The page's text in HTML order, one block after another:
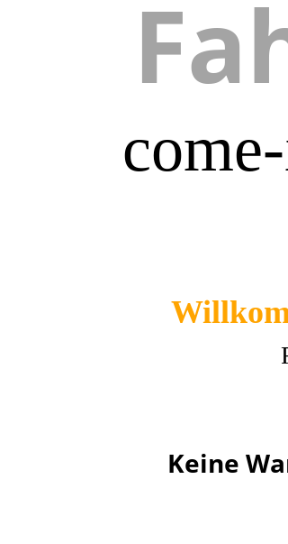
Keine